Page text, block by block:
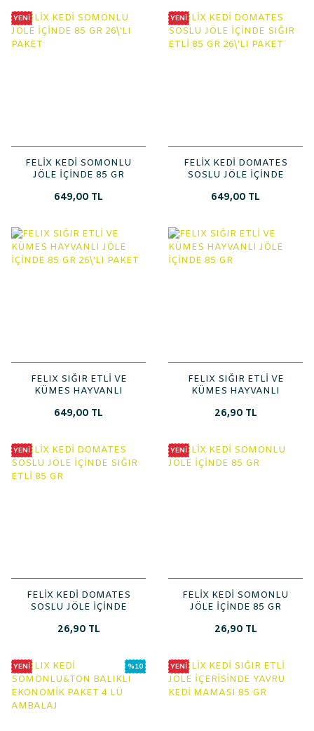
YENİ
FELİX KEDİ SOMONLU
JÖLE İÇİNDE 85 GR
649,00 TL
YENİ
FELİX KEDİ DOMATES
SOSLU JÖLE İÇİNDE
PAKET
649,00 TL
FELIX SIĞIR ETLİ VE
KÜMES HAYVANLI
26\'LI PAKET
649,00 TL
FELIX SIĞIR ETLİ VE
KÜMES HAYVANLI
26,90 TL
YENİ
FELİX KEDİ DOMATES
SOSLU JÖLE İÇİNDE
26,90 TL
YENİ
FELİX KEDİ SOMONLU
JÖLE İÇİNDE 85 GR
26,90 TL
YENİ %10 YENİ